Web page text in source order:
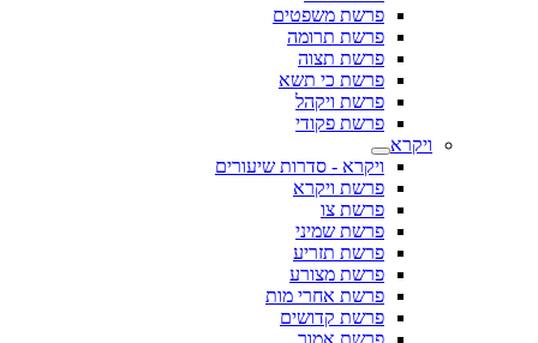
פרשת משפטים
פרשת תרומה
פרשת תצוה
פרשת כי תשא
פרשת ויקהל
פרשת פקודי
ויקרא
ויקרא - סדרות שיעורים
פרשת ויקרא
פרשת צו
פרשת שמיני
פרשת תזריע
פרשת מצורע
פרשת אחרי מות
פרשת קדושים